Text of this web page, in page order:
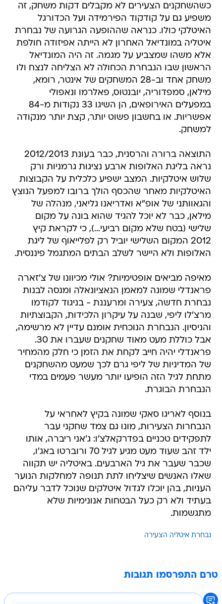
כשהשחקנים הצעירים לא מקבלים דקות משחק, זה
משפיע גם על קודקוד הפירמידה ועל הכדורגל
האיטלקי כולו. כנראה שההופעה הגרועה של נבחרת
איטליה במונדיאל האחרון לא הייתה אפיזודה חולפת
אלא משהו שמצביע על מגמה. זה היה המונדיאל
הראשון שבו הנבחרת הכחולה לא הצליחה לנצח ולו
משחק אחד וב-28 המשחקים של אינטר, רומא,
מילאן, סמפדוריה, יובנטוס, פאלרמו ונאפולי
במפעלים האירופאים, הן השיגו 33 נקודות מ-84
אפשריות. או בחשבון פשוט יותר, קצת יותר מנקודה
למשחק.
התוצאה ברורה והרסנית, כבר בעונת 2012/2013
נראה בליגת האלופות ארבע נציגות גרמניות ורק
שלוש איטלקיות. המצב ישפיע כלכלית על הקבוצות
האיטלקיות מאחר שהכסף הולך ברובו למפעל הנוצץ
והגאוותני של אופ"א ואדריאנו גליאני, מנהלה של
מילאן, כבר לא יוכל להגיד שהוא בונה על מקום
שלישי (בטח שלא מקום רביעי...), כי לקראת קיץ
2012 המקום השלישי יוביל רק לפלייאוף של ליגת
האלופות ולא היישר לשלב הבתים המתגמל פיננסית.
מאיפה מביאים אופטימיות? אולי מכיוונו של צ'זארה
פראנדלי שמונה למאמן הנאציונאלה ומנסה לבנות
נבחרת חדשה, צעירה ומרעננת - בניגוד לקודמו
מרצ'לו ליפי, שבנה על עיקרון הלכידות, הקבוצתיות
והניסיון. הנבחרת הנוכחית אומנם עדיין לא מרשימה,
אבל כוללת מעט מאוד שחקנים שעברו את 30.
פראנדלי יהיה חייב לקחת את הזמן כי חלק מהמחיר
של המדיניות של ליפי גרם לכך שמעט מהשחקנים
מתחת לגיל הזה הופיעו יותר מעשר פעמים במדי
הנבחרת הבוגרת.
בנוסף לאריגו סאקי שמונה בקיץ לאחראי על
הנבחרות הצעירות, מונו גם צמד שחקני עבר
לתפקידים טכניים בפדרקאלצ'ו: ג'אני ריברה, אותו
ילד זהב שעוד מעט מגיע לגיל 70 ורוברטו באג'ו,
שכבר שעבר את גיל הארבעים. באיטליה יש תקווה
שאלו האנשים שיצליחו לתת תנופה למחלקות הנוער
העניות, בהן יוכלו לגדול איטלקים שנוכל לדבר עליהם
בעתיד ולא רק כעל הבטחות אנונימיות שלא
מתגשמות.
נבחרת איטליה הצעירה
טרם התפרסמו תגובות